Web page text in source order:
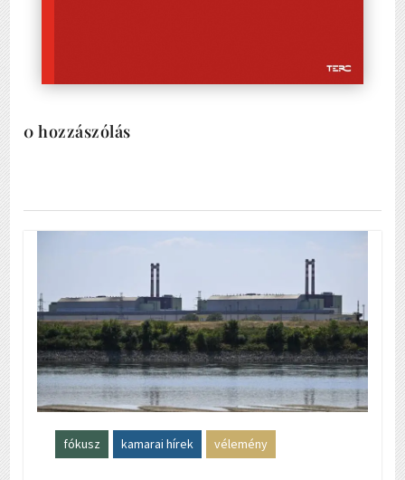
0 hozzászólás
fókusz kamarai hírek vélemény